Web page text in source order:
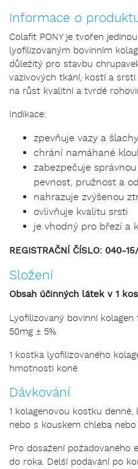
Informace o
Colafit PONY je tvořen
lyofilizovaným bovinním
důležitý pro stavbu
vazivových tkání, kostí a
na růst kvalitní a tvrdé
Indikace:
zpevňuje vazy a šlachy
chrání namáhané
zabezpečuje
pevnost, pružnost a
nahrazuje zvýšenou
ovlivňuje kvalitu srsti
je vhodný pro březí a
REGISTRAČNÍ ČÍSLO: 040-
Složení
Obsah účinných látek v 1
Lyofilizovaný bovinní
50mg ± 5%
1 kostka lyofilizovaného
hmotnosti koně
Dávkování
1 kolagenovou kostku
nebo s kouskem chleba
Pro dosažení požadovaného
do roka. Delší podávání po